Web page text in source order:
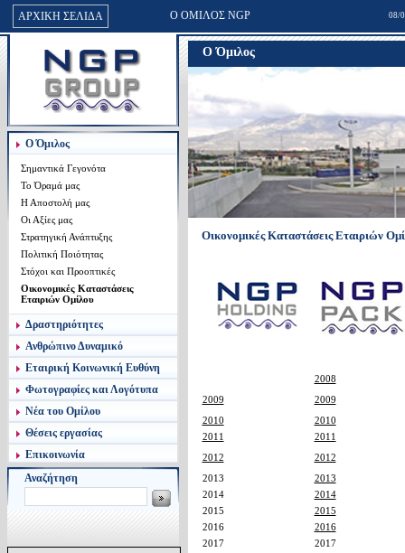
ΑΡΧΙΚΗ ΣΕΛΙΔΑ Ο ΟΜΙΛΟΣ NGP
NGP PACK
NGP PLASTIC
INFIA HELLAS
08/
Ο Όμιλος
Σημαντικά Γεγονότα
Το Όραμά μας
Η Αποστολή μας
Οι Αξίες μας
Στρατηγική Ανάπτυξης
Πολιτική Ποιότητας
Στόχοι και Προοπτικές
Οικονομικές Καταστάσεις
Εταιριών Ομίλου
Δραστηριότητες
Ανθρώπινο Δυναμικό
Εταιρική Κοινωνική Ευθύνη
Φωτογραφίες και Λογότυπα
Νέα του Ομίλου
Θέσεις εργασίας
Επικοινωνία
Αναζήτηση
Ο Όμιλος
Οικονομικές Καταστάσεις Εταιριών
2008
2009
2009
2010
2010
2011
2011
2012
2012
2013
2013
2014
2014
2015
2015
2016
2016
2017
2017